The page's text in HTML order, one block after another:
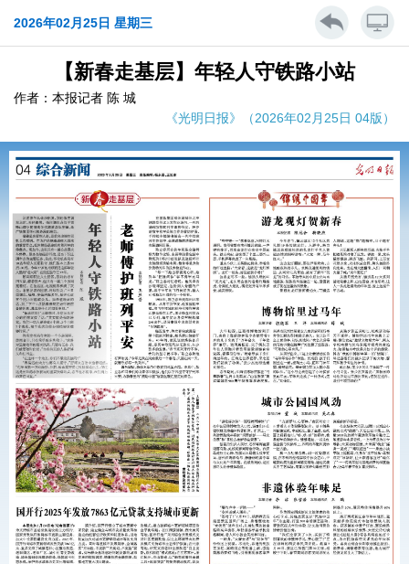
2026年02月25日 星期三
【新春走基层】年轻人守铁路小站
作者：本报记者 陈 城
《光明日报》（2026年02月25日 04版）